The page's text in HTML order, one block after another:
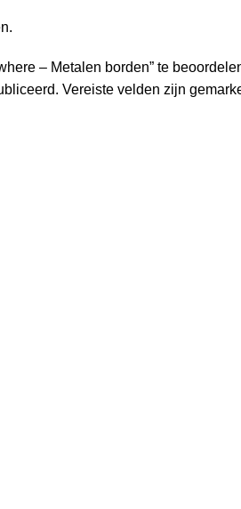
– Metalen borden” te
Vereiste velden zijn